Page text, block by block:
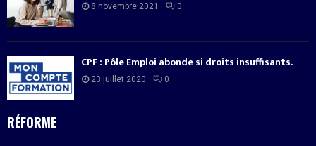
8 novembre 2021 0
CPF : Pôle Emploi abonde si droits insuffisants.
23 juillet 2020 0
RÉFORME